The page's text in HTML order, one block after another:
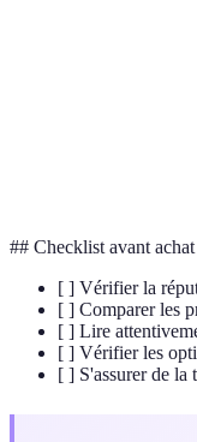
## Checklist avant achat
[ ] Vérifier la
[ ] Comparer les
[ ] Lire
[ ] Vérifier les
[ ] S'assurer de la